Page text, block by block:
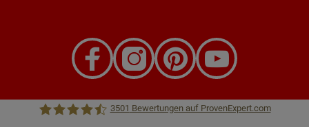
3501 Bewertungen auf ProvenExpert.com